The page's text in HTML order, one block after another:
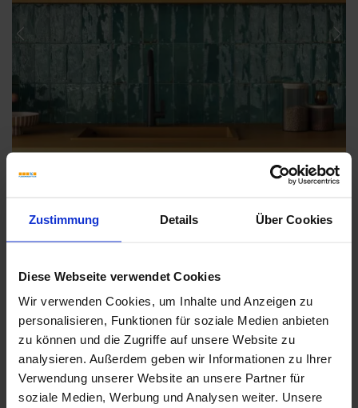
Zustimmung Details Über Cookies
Diese Webseite verwendet Cookies
Wir verwenden Cookies, um Inhalte und Anzeigen zu
personalisieren, Funktionen für soziale Medien anbieten
zu können und die Zugriffe auf unsere Website zu
analysieren. Außerdem geben wir Informationen zu Ihrer
Verwendung unserer Website an unsere Partner für
soziale Medien, Werbung und Analysen weiter. Unsere
Previous
Downloads